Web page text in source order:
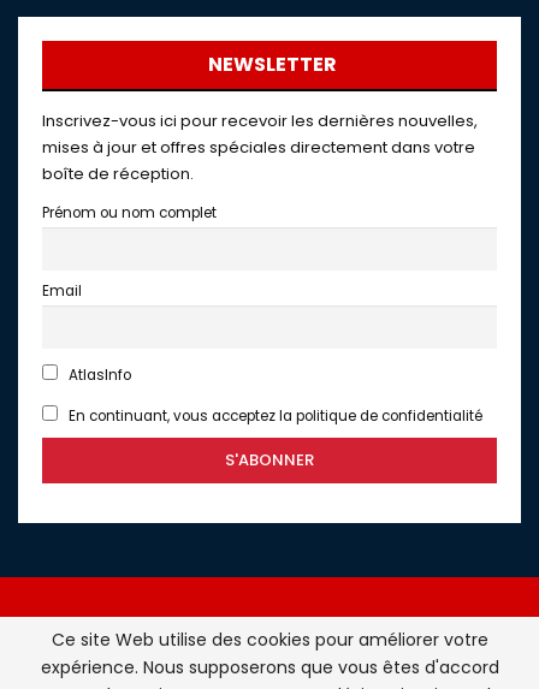
NEWSLETTER
Inscrivez-vous ici pour recevoir les dernières nouvelles,
mises à jour et offres spéciales directement dans votre
boîte de réception.
Prénom ou nom complet
Email
AtlasInfo
En continuant, vous acceptez la politique de confidentialité
Atlasinfo.fr : l'essentiel de l'actualité de la France et du
Ce site Web utilise des cookies pour améliorer votre
expérience. Nous supposerons que vous êtes d'accord